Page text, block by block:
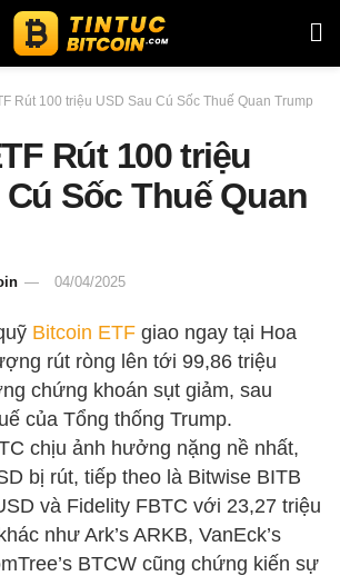
Rút 100 triệu USD Sau Cú Sốc Thuế Quan Trump
Rút 100 triệu
Cú Sốc Thuế Quan
04/04/2025
Bitcoin ETF giao ngay tại Hoa
rút ròng lên tới 99,86 triệu
chứng khoán sụt giảm, sau
của Tổng thống Trump.
chịu ảnh hưởng nặng nề nhất,
bị rút, tiếp theo là Bitwise BITB
và Fidelity FBTC với 23,27 triệu
như Ark’s ARKB, VanEck’s
BTCW cũng chứng kiến sự